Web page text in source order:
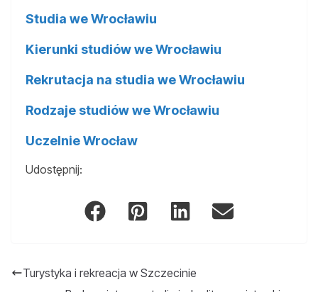
Studia we Wrocławiu
Kierunki studiów we Wrocławiu
Rekrutacja na studia we Wrocławiu
Rodzaje studiów we Wrocławiu
Uczelnie Wrocław
Udostępnij:
Turystyka i rekreacja w Szczecinie